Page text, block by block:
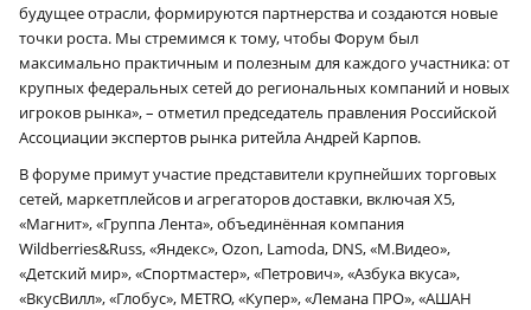
будущее отрасли, формируются партнерства и создаются новые
точки роста. Мы стремимся к тому, чтобы Форум был
максимально практичным и полезным для каждого участника: от
крупных федеральных сетей до региональных компаний и новых
игроков рынка», – отметил председатель правления Российской
Ассоциации экспертов рынка ритейла Андрей Карпов.
В форуме примут участие представители крупнейших торговых
сетей, маркетплейсов и агрегаторов доставки, включая Х5,
«Магнит», «Группа Лента», объединённая компания
Wildberries&Russ, «Яндекс», Ozon, Lamoda, DNS, «М.Видео»,
«Детский мир», «Спортмастер», «Петрович», «Азбука вкуса»,
«ВкусВилл», «Глобус», METRO, «Купер», «Лемана ПРО», «АШАН